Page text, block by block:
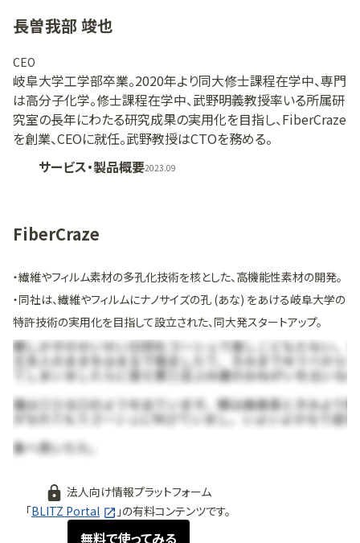
サービス・製品概要2023.09
FiberCraze
・繊維やフィルム素材の多孔化技術を核とした、高機能性素材の開発。
・同社は、繊維やフィルムにナノサイズの孔 (あな) をあける岐阜大学の
特許技術の実用化を目指して設立された、同大発スタートアップ。
法人向け情報プラットフォーム
「BLITZ Portal 」の有料コンテンツです。
無料で使ってみる
長曽我部 竣也
CEO
岐阜大学工学部卒業。2020年より同大修士課程在学中、専門
は高分子化学。修士課程在学中、武野明義教授率いる所属研
究室の長年にわたる研究成果の実用化を目指し、FiberCraze
を創業、CEOに就任。武野教授はCTOを務める。